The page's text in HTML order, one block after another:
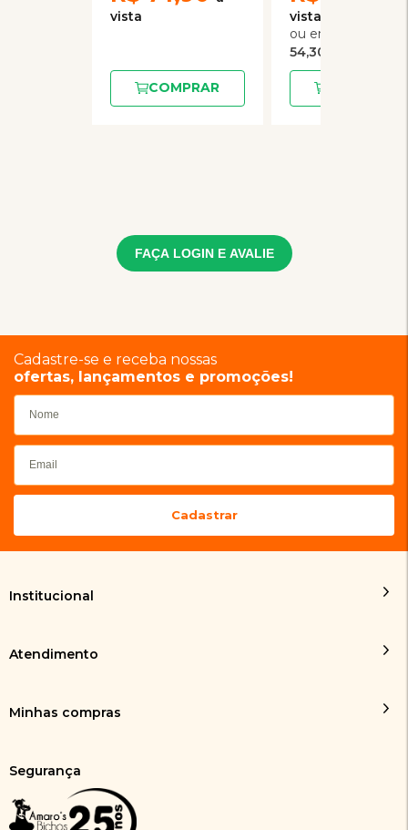
COMPRAR
54,30
FAÇA LOGIN E AVALIE
Cadastre-se e receba nossas
ofertas, lançamentos e promoções!
Institucional
Atendimento
Minhas compras
Segurança